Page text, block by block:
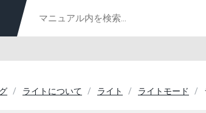
ライトについて ライト ライトモード